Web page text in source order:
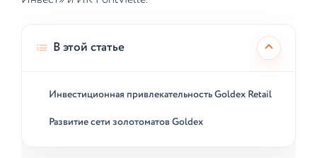
В этой статье
Инвестиционная привлекательность Goldex Retail
Развитие сети золотоматов Goldex